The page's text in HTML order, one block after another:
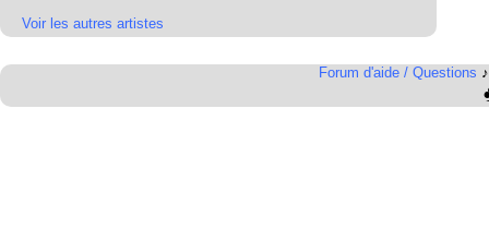
Voir les autres artistes
Forum d'aide / Questions